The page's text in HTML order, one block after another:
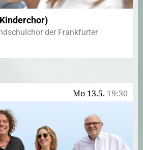
der Frankfurter
Mo 13.5. 19:30